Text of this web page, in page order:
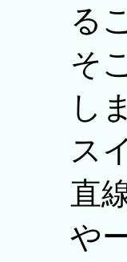
る
そ
し
ス
直
や